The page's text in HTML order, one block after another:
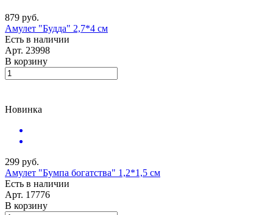
879 руб.
Амулет "Будда" 2,7*4 см
Есть в наличии
Арт. 23998
В корзину
Новинка
299 руб.
Амулет "Бумпа богатства" 1,2*1,5 см
Есть в наличии
Арт. 17776
В корзину